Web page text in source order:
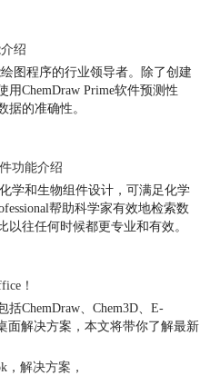
绍
图程序的行业领导者。除了创建
ChemDraw Prime软件预测性
据的准确性。
功能介绍
学和生物组件设计，可满足化学
帮助科学家有效地检索数
往任何时候都更专业和有效。
！
括ChemDraw、Chem3D、E-
面解决方案，本文将带你了解最新
， 解决方案 ，